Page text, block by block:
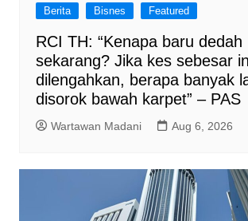
Berita Bisnes Featured
RCI TH: “Kenapa baru dedah
sekarang? Jika kes sebesar
dilengahkan, berapa banyak
disorok bawah karpet” – PAS
Wartawan Madani Aug 6, 2026